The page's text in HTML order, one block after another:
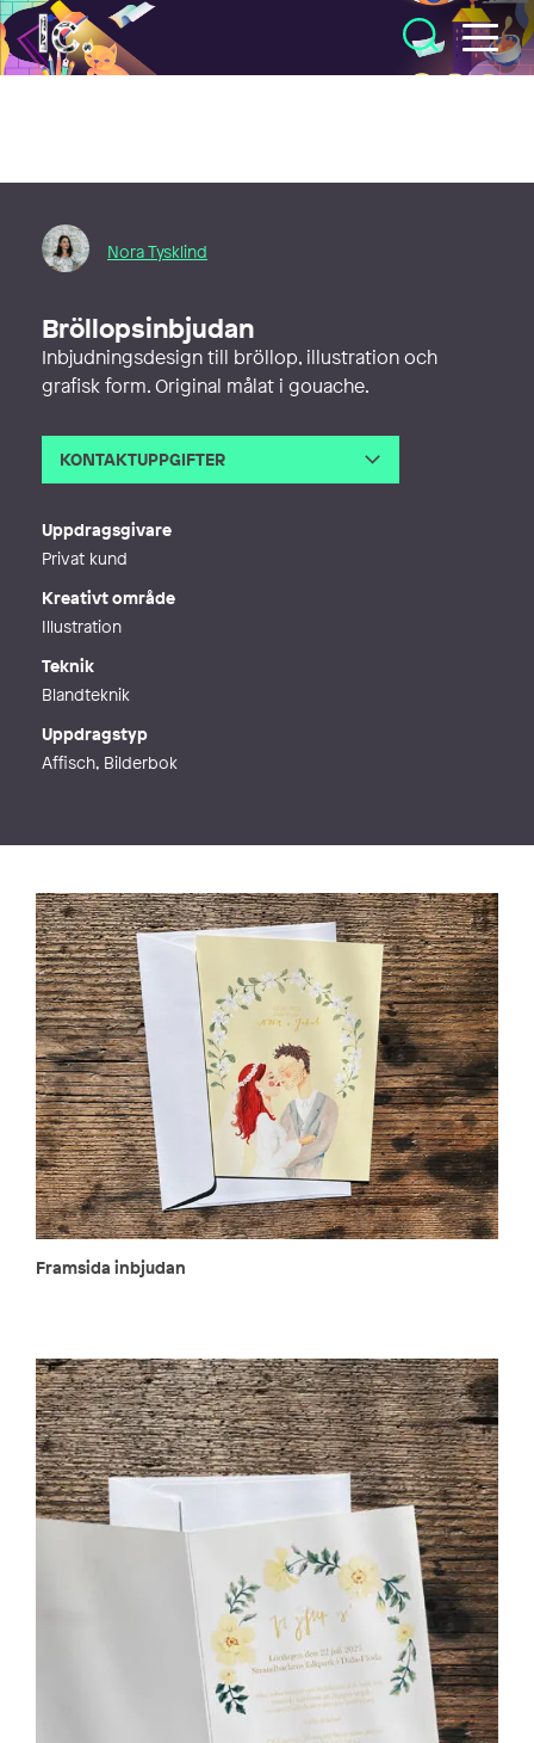
Illustratörcentrum
Nora Tysklind
Bröllopsinbjudan
Inbjudningsdesign till bröllop, illustration och
grafisk form. Original målat i gouache.
KONTAKTUPPGIFTER
Uppdragsgivare
Privat kund
Kreativt område
Illustration
Teknik
Blandteknik
Uppdragstyp
Affisch, Bilderbok
Framsida inbjudan